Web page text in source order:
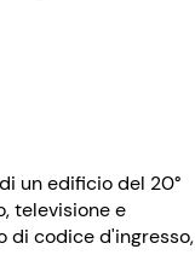
un edificio del 20°
televisione e
di codice d'ingresso,